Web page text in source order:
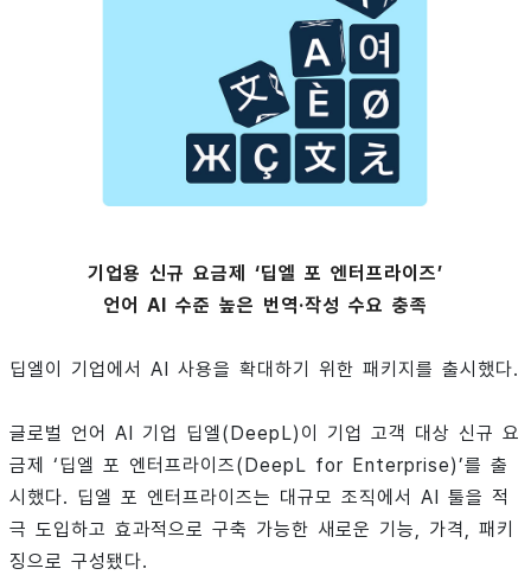
기업용 신규 요금제 ‘딥엘 포 엔터프라이즈’
언어 AI 수준 높은 번역·작성 수요 충족
딥엘이 기업에서 AI 사용을 확대하기 위한 패키지를 출시했다.
글로벌 언어 AI 기업 딥엘(DeepL)이 기업 고객 대상 신규 요
금제 ‘딥엘 포 엔터프라이즈(DeepL for Enterprise)’를 출
시했다. 딥엘 포 엔터프라이즈는 대규모 조직에서 AI 툴을 적
극 도입하고 효과적으로 구축 가능한 새로운 기능, 가격, 패키
징으로 구성됐다.